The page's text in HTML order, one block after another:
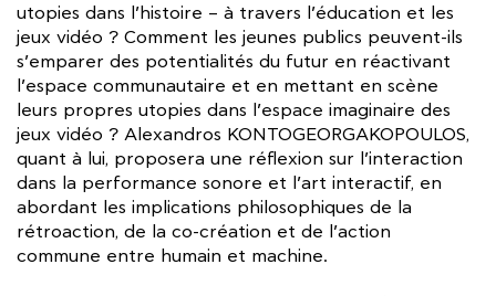
utopies dans l’histoire – à travers l’éducation et les
jeux vidéo ? Comment les jeunes publics peuvent-ils
s’emparer des potentialités du futur en réactivant
l’espace communautaire et en mettant en scène
leurs propres utopies dans l’espace imaginaire des
jeux vidéo ? Alexandros KONTOGEORGAKOPOULOS,
quant à lui, proposera une réflexion sur l’interaction
dans la performance sonore et l’art interactif, en
abordant les implications philosophiques de la
rétroaction, de la co-création et de l’action
commune entre humain et machine.